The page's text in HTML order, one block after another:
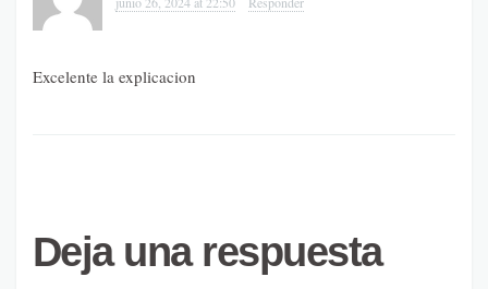
Excelente la explicacion
Deja una respuesta